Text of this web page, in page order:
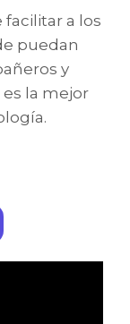
a los
puedan
y
la mejor